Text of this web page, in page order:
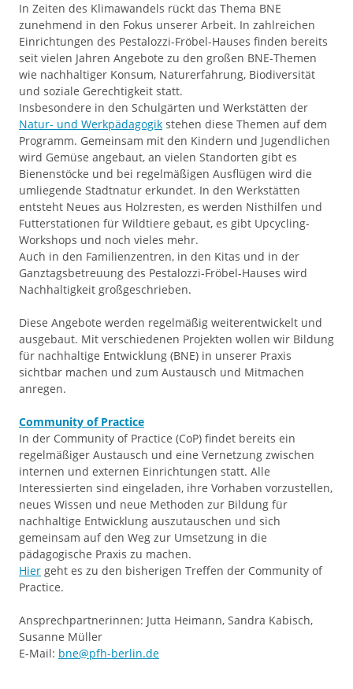
In Zeiten des Klimawandels rückt das Thema BNE
zunehmend in den Fokus unserer Arbeit. In zahlreichen
Einrichtungen des Pestalozzi-Fröbel-Hauses finden bereits
seit vielen Jahren Angebote zu den großen BNE-Themen
wie nachhaltiger Konsum, Naturerfahrung, Biodiversität
und soziale Gerechtigkeit statt.
Insbesondere in den Schulgärten und Werkstätten der
Natur- und Werkpädagogik stehen diese Themen auf dem
Programm. Gemeinsam mit den Kindern und Jugendlichen
wird Gemüse angebaut, an vielen Standorten gibt es
Bienenstöcke und bei regelmäßigen Ausflügen wird die
umliegende Stadtnatur erkundet. In den Werkstätten
entsteht Neues aus Holzresten, es werden Nisthilfen und
Futterstationen für Wildtiere gebaut, es gibt Upcycling-
Workshops und noch vieles mehr.
Auch in den Familienzentren, in den Kitas und in der
Ganztagsbetreuung des Pestalozzi-Fröbel-Hauses wird
Nachhaltigkeit großgeschrieben.
Diese Angebote werden regelmäßig weiterentwickelt und
ausgebaut. Mit verschiedenen Projekten wollen wir Bildung
für nachhaltige Entwicklung (BNE) in unserer Praxis
sichtbar machen und zum Austausch und Mitmachen
anregen.
Community of Practice
In der Community of Practice (CoP) findet bereits ein
regelmäßiger Austausch und eine Vernetzung zwischen
internen und externen Einrichtungen statt. Alle
Interessierten sind eingeladen, ihre Vorhaben vorzustellen,
neues Wissen und neue Methoden zur Bildung für
nachhaltige Entwicklung auszutauschen und sich
gemeinsam auf den Weg zur Umsetzung in die
pädagogische Praxis zu machen.
Hier geht es zu den bisherigen Treffen der Community of
Practice.
Ansprechpartnerinnen: Jutta Heimann, Sandra Kabisch,
Susanne Müller
E-Mail: bne@pfh-berlin.de